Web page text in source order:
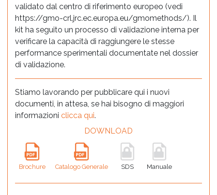
validato dal centro di riferimento europeo (vedi
https://gmo-crl.jrc.ec.europa.eu/gmomethods/). Il
kit ha seguito un processo di validazione interna per
verificare la capacità di raggiungere le stesse
performance sperimentali documentate nel dossier
di validazione.
Stiamo lavorando per pubblicare qui i nuovi
documenti, in attesa, se hai bisogno di maggiori
informazioni clicca qui.
DOWNLOAD
Brochure Catalogo Generale SDS Manuale